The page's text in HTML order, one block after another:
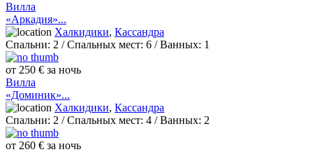
Вилла
«Аркадия»...
Халкидики, Кассандра
Спальни: 2 / Спальных мест: 6 /Ванных: 1
от 250 € за ночь
Вилла
«Доминик»...
Халкидики, Кассандра
Спальни: 2 / Спальных мест: 4 /Ванных: 2
от 260 € за ночь